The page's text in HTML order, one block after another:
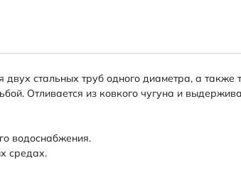
стальных труб одного диаметра, а
Отливается из ковкого чугуна и
водоснабжения.
средах.